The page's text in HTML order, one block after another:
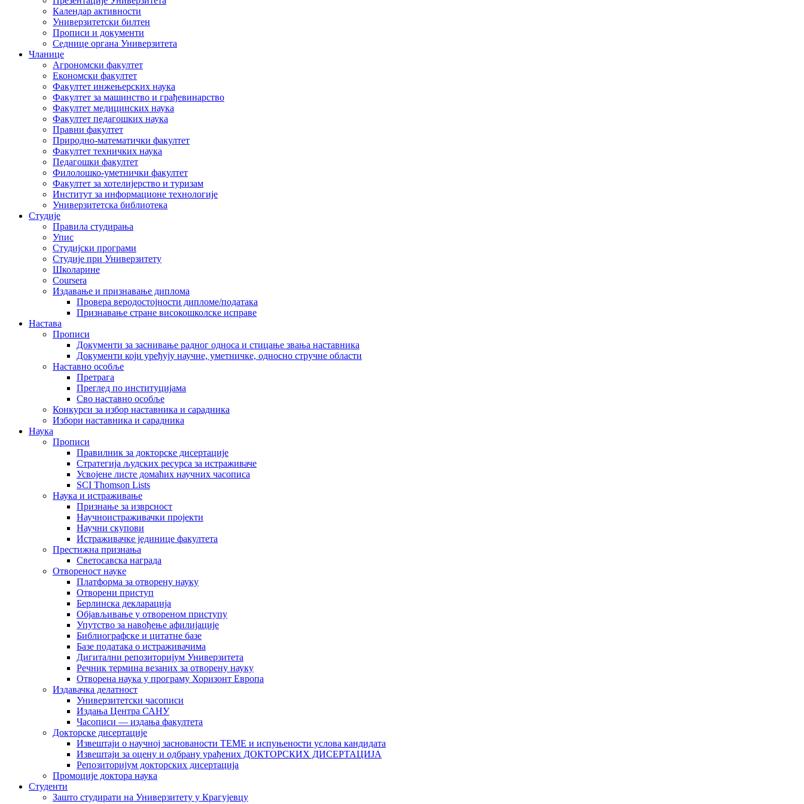
Календар активности
Универзитетски билтен
Прописи и документи
Седнице органа Универзитета
Чланице
Агрономски факултет
Економски факултет
Факултет инжењерских наука
Факултет за машинство и грађевинарство
Факултет медицинских наука
Факултет педагошких наука
Правни факултет
Природно-математички факултет
Факултет техничких наука
Педагошки факултет
Филолошко-уметнички факултет
Факултет за хотелијерство и туризам
Институт за информационе технологије
Универзитетска библиотека
Студије
Правила студирања
Упис
Студијски програми
Студије при Универзитету
Школарине
Coursera
Издавање и признавање диплома
Провера веродостојности дипломе/података
Признавање стране високошколске исправе
Настава
Прописи
Документи за заснивање радног односа и стицање звања наставника
Документи који уређују научне, уметничке, односно стручне области
Наставно особље
Претрага
Преглед по институцијама
Сво наставно особље
Конкурси за избор наставника и сарадника
Избори наставника и сарадника
Наука
Прописи
Правилник за докторске дисертације
Стратегија људских ресурса за истраживаче
Усвојене листе домаћих научних часописа
SCI Thomson Lists
Наука и истраживање
Признање за изврсност
Научноистраживачки пројекти
Научни скупови
Истраживачке јединице факултета
Престижна признања
Светосавска награда
Отвореност науке
Платформа за отворену науку
Отворени приступ
Берлинска декларација
Објављивање у отвореном приступу
Упутство за навођење афилијације
Библиографске и цитатне базе
Базе података о истраживачима
Дигитални репозиторијум Универзитета
Рeчник термина везаних за отворену науку
Отворена наука у програму Хоризонт Европа
Издавачка делатност
Универзитетски часописи
Издања Центра САНУ
Часописи — издања факултета
Докторске дисертације
Извештаји о научној заснованости ТЕМЕ и испуњености услова кандидата
Извештаји за оцену и одбрану урађених ДОКТОРСКИХ ДИСЕРТАЦИЈА
Репозиторијум докторских дисертација
Промоције доктора наука
Студенти
Зашто студирати на Универзитету у Крагујевцу